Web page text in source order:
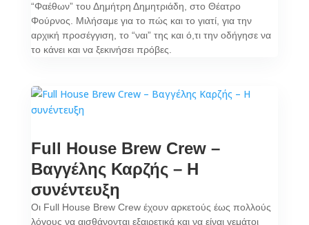
“Φαέθων” του Δημήτρη Δημητριάδη, στο Θέατρο
Φούρνος. Μιλήσαμε για το πώς και το γιατί, για την
αρχική προσέγγιση, το “ναι” της και ό,τι την οδήγησε να
το κάνει και να ξεκινήσει πρόβες.
Full House Brew Crew –
Βαγγέλης Καρζής – Η
συνέντευξη
Οι Full House Brew Crew έχουν αρκετούς έως πολλούς
λόγους να αισθάνονται εξαιρετικά και να είναι γεμάτοι